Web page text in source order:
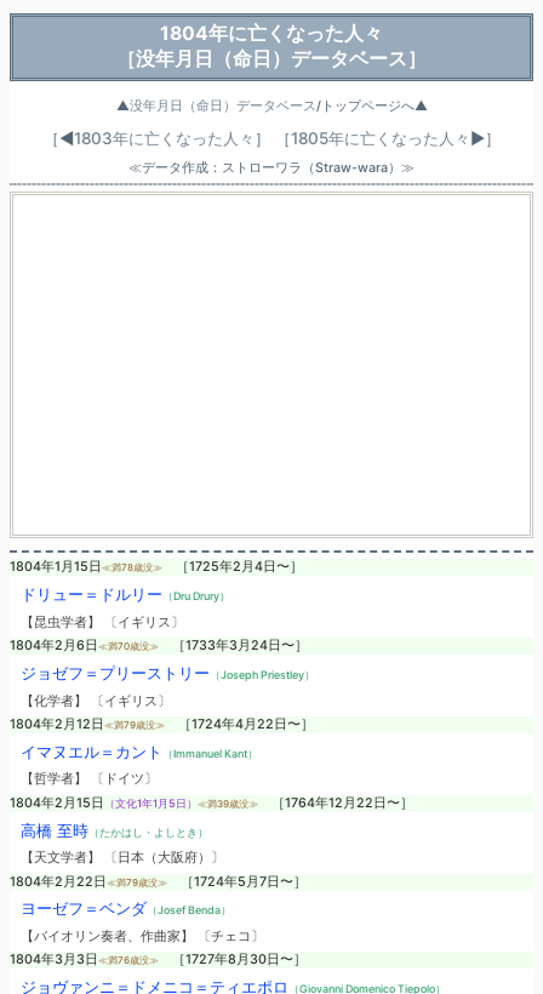
1804年に亡くなった人々
［没年月日（命日）データベース］
▲没年月日（命日）データベース/トップページへ▲
［◀1803年に亡くなった人々 ］ ［1805年に亡くなった人々 ▶］
≪データ作成：ストローワラ（Straw-wara）≫
1804年1月15日 ≪満78歳没≫ ［1725年2月4日〜］
ドリュー＝ドルリー （Dru Drury）
【昆虫学者】 〔イギリス〕
1804年2月6日 ≪満70歳没≫ ［1733年3月24日〜］
ジョゼフ＝プリーストリー （Joseph Priestley）
【化学者】 〔イギリス〕
1804年2月12日 ≪満79歳没≫ ［1724年4月22日〜］
イマヌエル＝カント （Immanuel Kant）
【哲学者】 〔ドイツ〕
1804年2月15日
（文化1年1月5日） ≪満39歳没≫ ［1764年12月22日〜］
高橋 至時（たかはし・よしとき）
【天文学者】 〔日本（大阪府）〕
1804年2月22日 ≪満79歳没≫ ［1724年5月7日〜］
ヨーゼフ＝ベンダ （Josef Benda）
【バイオリン奏者、作曲家】 〔チェコ〕
1804年3月3日 ≪満76歳没≫ ［1727年8月30日〜］
ジョヴァンニ＝ドメニコ＝ティエポロ （Giovanni Domenico Tiepolo）